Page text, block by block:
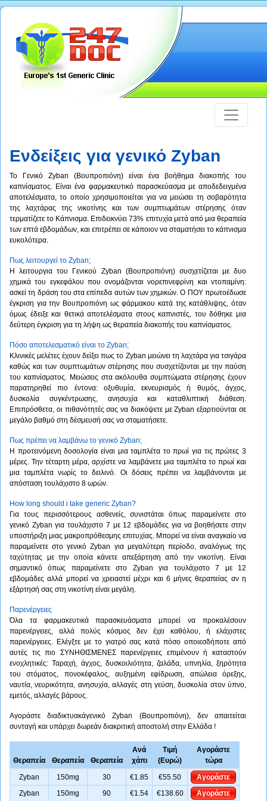
Ενδείξεις για γενικό Zyban
To Γενικό Zyban (Βουπροπιόνη) είναι ένα βοήθημα διακοπής του
καπνίσματος. Είναι ένα φαρμακευτικό παρασκεύασμα με αποδεδειγμένα
αποτελέσματα, το οποίο χρησιμοποιείται για να μειώσει τη σοβαρότητα
της λαχτάρας της νικοτίνης και των συμπτωμάτων στέρησης όταν
τερματίζετε το Κάπνισμα. Επιδεικνύει 73% επιτυχία μετά από μια θεραπεία
των επτά εβδομάδων, και επιτρέπει σε κάποιον να σταματήσει το κάπνισμα
ευκολότερα.
Πως λειτουργεί το Zyban;
Η λειτουργια του Γενικού Zyban (Βουπροπιόνη) συσχετίζεται με δυο
χημικά του εγκεφάλου που ονομάζονται νορεπινεφρίνη και ντοπαμίνη:
ασκεί τη δράση του στα επίπεδα αυτών των χημικών. Ο ΠΟΥ πρωτοέδωσε
έγκριση για την Βουπροπιόνη ως φάρμακου κατά της κατάθλιψης, όταν
όμως έδειξε και θετικά αποτελέσματα στους καπνιστές, του δόθηκε μια
δεύτερη έγκριση για τη λήψη ως θεραπεία διακοπής του καπνίσματος.
Πόσο αποτελεσματικό είναι το Zyban;
Κλινικές μελέτες έχουν δείξει πως το Zyban μειώνει τη λαχτάρα για τσιγάρα
καθώς και των συμπτωμάτων στέρησης που συσχετίζονται με την παύση
του καπνίσματος. Μειώσεις στα ακόλουθα συμπτώματα στέρησης έχουν
παρατηρηθεί πιο έντονα: οξυθυμία, εκνευρισμός ή θυμός, άγχος,
δυσκολία συγκέντρωσης, ανησυχία και καταθλιπτική διάθεση.
Επιπρόσθετα, οι πιθανότητές σας να διακόψετε με Zyban εξαρτιούνται σε
μεγάλο βαθμό στη δέσμευσή σας να σταματήσετε.
Πως πρέπει να λαμβάνω το γενικό Zyban;
Η προτεινόμενη δοσολογία είναι μια ταμπλέτα το πρωί για τις πρώτες 3
μέρες. Την τέταρτη μέρα, αρχίστε να λαμβάνετε μια ταμπλέτα το πρωί και
μια ταμπλέτα νωρίς το δειλινό. Οι δόσεις πρέπει να λαμβάνονται με
απόσταση τουλάχιστο 8 ωρών.
How long should i take generic Zyban?
Για τους περισσότερους ασθενείς, συνιστάται όπως παραμείνετε στο
γενικό Zyban για τουλάχιστο 7 με 12 εβδομάδες για να βοηθήσετε στην
υποστήριξη μιας μακροπρόθεσμης επιτυχίας. Μπορεί να είναι αναγκαίο να
παραμείνετε στο γενικό Zyban για μεγαλύτερη περίοδο, αναλόγως της
ταχύτητας με την οποία κάνετε απεξάρτηση από την νικοτίνη. Είναι
σημαντικό όπως παραμείνετε στο Zyban για τουλάχιστο 7 με 12
εβδομάδες αλλά μπορεί να χρειαστεί μέχρι και 6 μήνες θεραπείας αν η
εξάρτησή σας στη νικοτίνη είναι μεγάλη.
Παρενέργειες
Όλα τα φαρμακευτικά παρασκευάσματα μπορεί να προκαλέσουν
παρενέργειες, αλλά πολύς κόσμος δεν έχει καθόλου, ή ελάχιστες
παρενέργειες. Ελέγξτε με το γιατρό σας κατά πόσο οποιεσδήποτε από
αυτές τις πιο ΣΥΝΗΘΙΣΜΕΝΕΣ παρενέργειες επιμένουν ή καταστούν
ενοχλητικές: Ταραχή, άγχος, δυσκοιλιότητα, ζαλάδα, υπνηλία, ξηρότητα
του στόματος, πονοκέφαλος, αυξημένη εφίδρωση, απώλεια όρεξης,
ναυτία, νευρικότητα, ανησυχία, αλλαγές στη γεύση, δυσκολία στον ύπνο,
εμετός, αλλαγές βάρους.
Αγοράστε διαδικτυακάγενικό Zyban (Βουπροπιόνη), δεν απαιτείται
συνταγή και υπάρχει δωρεάν διακριτική αποστολή στην Ελλάδα !
Θεραπεία Θεραπεία Θεραπεία
Ανά
χάπι
Τιμή
(Ευρώ)
Αγοράστε
τώρα
Zyban
150mg 30 €1.85 €55.50
Αγοράστε
Zyban
150mg 90 €1.54 €138.60 Αγοράστε